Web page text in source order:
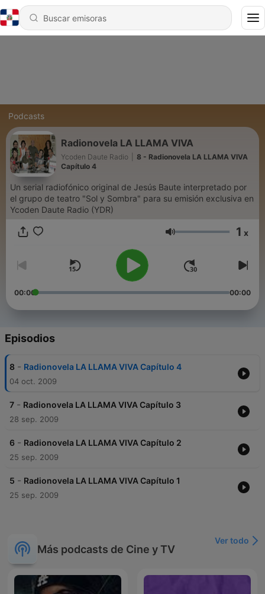
Podcasts
Radionovela LA LLAMA VIVA
Ycoden Daute Radio
8 - Radionovela LA LLAMA VIVA
Capítulo 4
Un serial radiofónico original de Jesús Baute interpretado por
el grupo de teatro "Sol y Sombra" para su emisión exclusiva en
Ycoden Daute Radio (YDR)
Volumen 1 x
00:00 00:00
Episodios
8 - Radionovela LA LLAMA VIVA Capítulo 4
04 oct. 2009
7 - Radionovela LA LLAMA VIVA Capítulo 3
28 sep. 2009
6 - Radionovela LA LLAMA VIVA Capítulo 2
25 sep. 2009
5 - Radionovela LA LLAMA VIVA Capítulo 1
25 sep. 2009
Más podcasts de Cine y TV
Ver todo